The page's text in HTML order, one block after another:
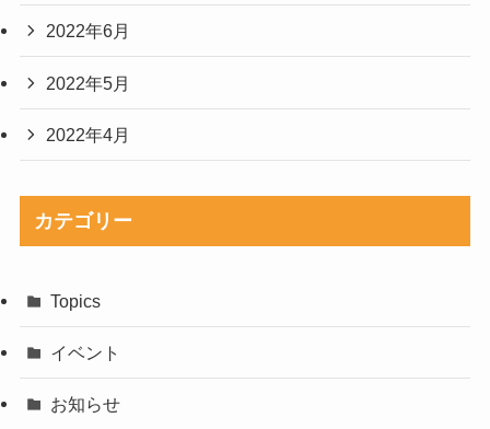
2022年6月
2022年5月
2022年4月
カテゴリー
Topics
イベント
お知らせ